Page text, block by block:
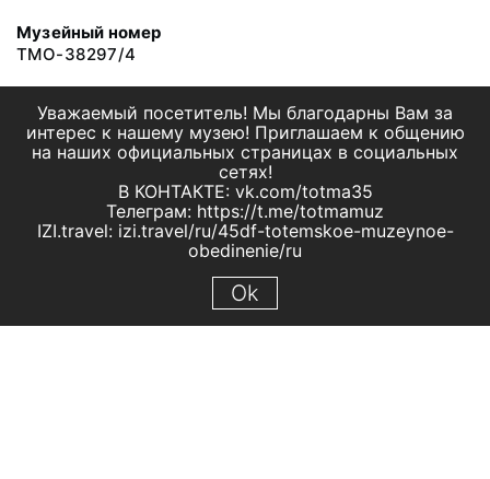
Музейный номер
ТМО-38297/4
Уважаемый посетитель! Мы благодарны Вам за
интерес к нашему музею! Приглашаем к общению
на наших официальных страницах в социальных
сетях!
В КОНТАКТЕ: vk.com/totma35
Телеграм: https://t.me/totmamuz
IZI.travel: izi.travel/ru/45df-totemskoe-muzeynoe-
obedinenie/ru
Ok